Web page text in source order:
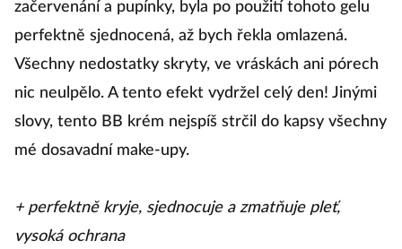
začervenání a pupínky, byla po použití tohoto gelu
perfektně sjednocená, až bych řekla omlazená.
Všechny nedostatky skryty, ve vráskách ani pórech
nic neulpělo. A tento efekt vydržel celý den! Jinými
slovy, tento BB krém nejspíš strčil do kapsy všechny
mé dosavadní make-upy.
+ perfektně kryje, sjednocuje a zmatňuje pleť,
vysoká ochrana